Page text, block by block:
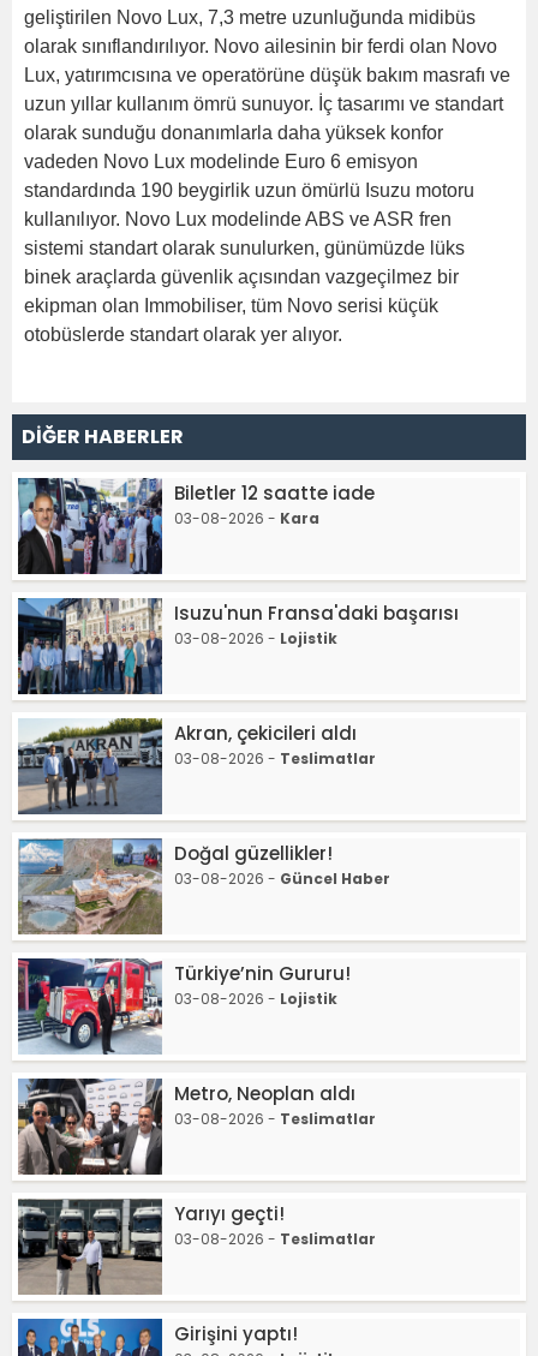
geliştirilen Novo Lux, 7,3 metre uzunluğunda midibüs
olarak sınıflandırılıyor. Novo ailesinin bir ferdi olan Novo
Lux, yatırımcısına ve operatörüne düşük bakım masrafı ve
uzun yıllar kullanım ömrü sunuyor. İç tasarımı ve standart
olarak sunduğu donanımlarla daha yüksek konfor
vadeden Novo Lux modelinde Euro 6 emisyon
standardında 190 beygirlik uzun ömürlü Isuzu motoru
kullanılıyor. Novo Lux modelinde ABS ve ASR fren
sistemi standart olarak sunulurken, günümüzde lüks
binek araçlarda güvenlik açısından vazgeçilmez bir
ekipman olan Immobiliser, tüm Novo serisi küçük
otobüslerde standart olarak yer alıyor.
DİĞER HABERLER
Biletler 12 saatte iade
03-08-2026 - Kara
Isuzu'nun Fransa'daki başarısı
03-08-2026 - Lojistik
Akran, çekicileri aldı
03-08-2026 - Teslimatlar
Doğal güzellikler!
03-08-2026 - Güncel Haber
Türkiye’nin Gururu!
03-08-2026 - Lojistik
Metro, Neoplan aldı
03-08-2026 - Teslimatlar
Yarıyı geçti!
03-08-2026 - Teslimatlar
Girişini yaptı!